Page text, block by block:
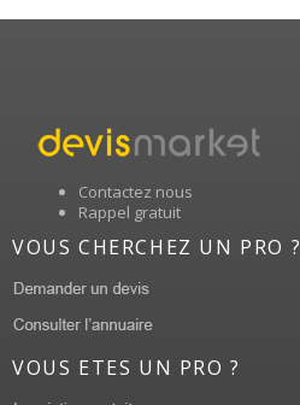
Contactez nous
Rappel gratuit
VOUS CHERCHEZ UN PRO ?
VOUS ETES UN PRO ?